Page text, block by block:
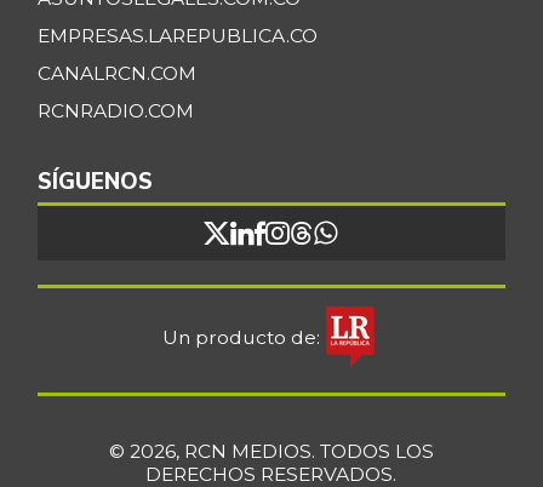
EMPRESAS.LAREPUBLICA.CO
CANALRCN.COM
RCNRADIO.COM
SÍGUENOS
Un producto de:
© 2026, RCN MEDIOS. TODOS LOS
DERECHOS RESERVADOS.